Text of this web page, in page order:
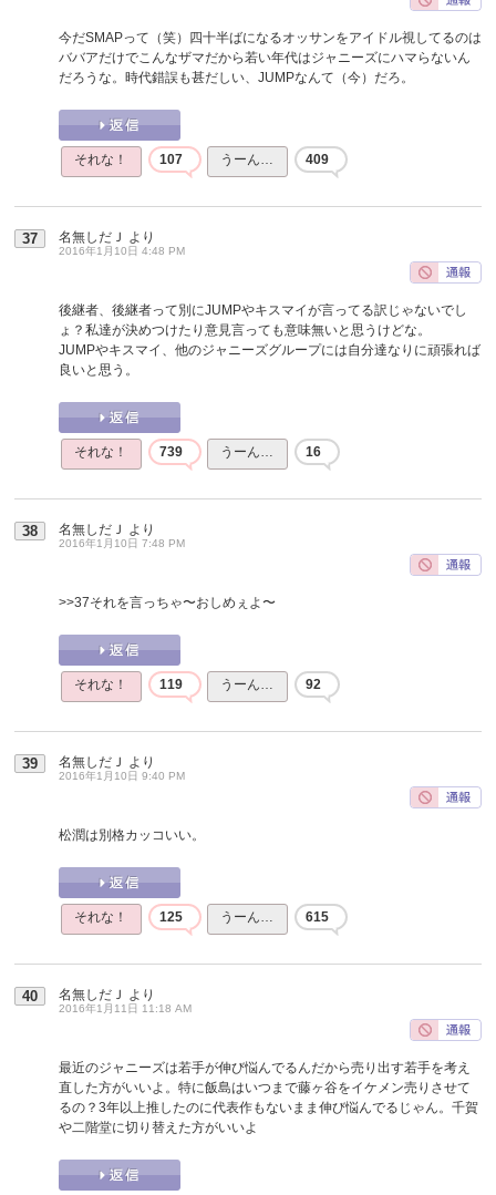
今だSMAPって（笑）四十半ばになるオッサンをアイドル視してるのは
ババアだけでこんなザマだから若い年代はジャニーズにハマらないん
だろうな。時代錯誤も甚だしい、JUMPなんて（今）だろ。
それな！ 107 うーん… 409
37 名無しだＪ より
2016年1月10日 4:48 PM
後継者、後継者って別にJUMPやキスマイが言ってる訳じゃないでし
ょ？私達が決めつけたり意見言っても意味無いと思うけどな。
JUMPやキスマイ、他のジャニーズグループには自分達なりに頑張れば
良いと思う。
それな！ 739 うーん… 16
38 名無しだＪ より
2016年1月10日 7:48 PM
>>37それを言っちゃ〜おしめぇよ〜
それな！ 119 うーん… 92
39 名無しだＪ より
2016年1月10日 9:40 PM
松潤は別格カッコいい。
それな！ 125 うーん… 615
40 名無しだＪ より
2016年1月11日 11:18 AM
最近のジャニーズは若手が伸び悩んでるんだから売り出す若手を考え
直した方がいいよ。特に飯島はいつまで藤ヶ谷をイケメン売りさせて
るの？3年以上推したのに代表作もないまま伸び悩んでるじゃん。千賀
や二階堂に切り替えた方がいいよ